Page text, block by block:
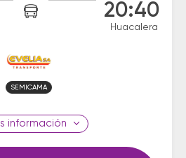
20:40
Huacalera
SEMICAMA
información